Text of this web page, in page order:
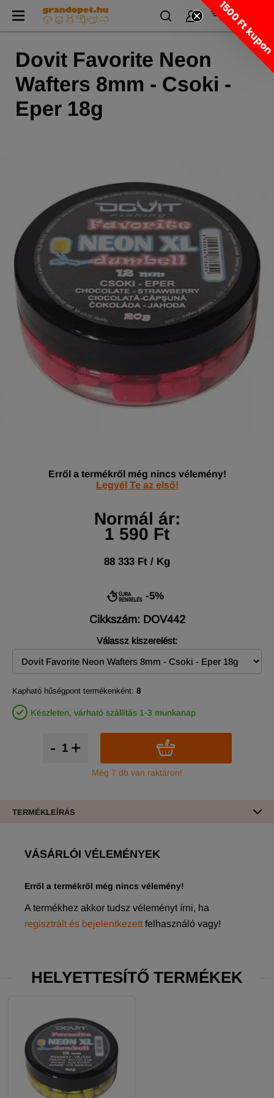
Dovit Favorite Neon
Wafters 8mm - Csoki -
Eper 18g
Erről a termékről még nincs vélemény!
Legyél Te az első!
Normál ár:
1 590 Ft
88 333 Ft / Kg
-5%
Cikkszám: DOV442
Válassz kiszerelést:
Kapható hűségpont termékenként: 8
Készleten, várható szállítás 1-3 munkanap
+
-
Még 7 db van raktáron!
TERMÉKLEÍRÁS
VÁSÁRLÓI VÉLEMÉNYEK
Erről a termékről még nincs vélemény!
A termékhez akkor tudsz véleményt írni, ha
regisztrált és bejelentkezett felhasználó vagy!
HELYETTESÍTŐ TERMÉKEK
1500 Ft